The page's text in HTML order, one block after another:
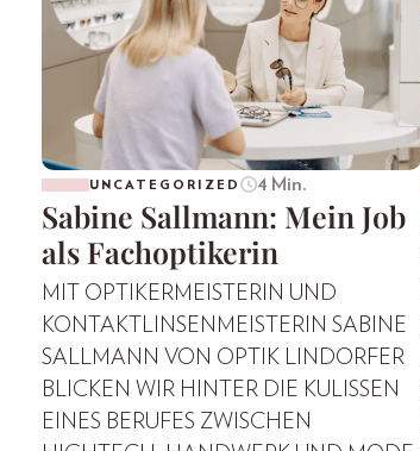
UNCATEGORIZED 4 Min.
Sabine Sallmann: Mein Job
als Fachoptikerin
MIT OPTIKERMEISTERIN UND
KONTAKTLINSENMEISTERIN SABINE
SALLMANN VON OPTIK LINDORFER
BLICKEN WIR HINTER DIE KULISSEN
EINES BERUFES ZWISCHEN